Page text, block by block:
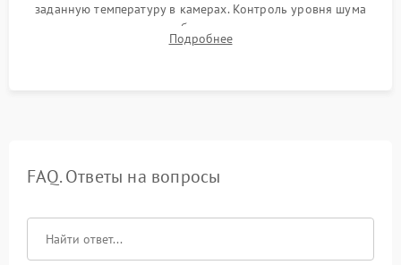
заданную температуру в камерах. Контроль уровня шума
компрессора, отсутствия обмерзания стенок и корректного
срабатывания системы автоматической оттайки.
Подробнее
FAQ. Ответы на вопросы